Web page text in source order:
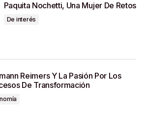
Paquita Nochetti, Una Mujer De Retos
De interés
Reimers Y La Pasión Por Los
De Transformación